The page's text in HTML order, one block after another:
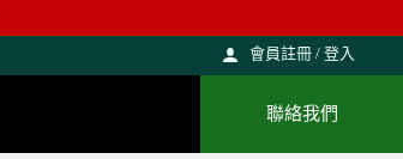
會員註冊 / 登入
聯絡我們